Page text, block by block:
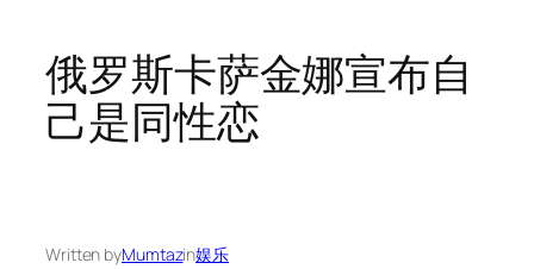
俄罗斯卡萨金娜宣布自
己是同性恋
Written byMumtazin娱乐